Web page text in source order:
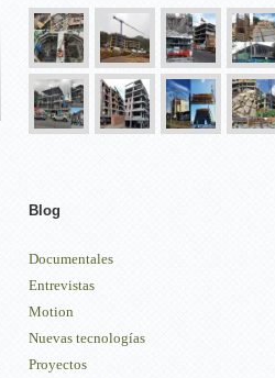
Blog
Documentales
Entrevistas
Motion
Nuevas tecnologías
Proyectos